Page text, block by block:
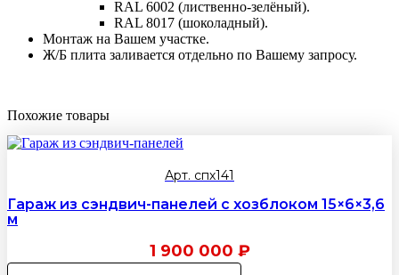
RAL 6002 (лиственно-зелёный).
RAL 8017 (шоколадный).
Монтаж на Вашем участке.
Ж/Б плита заливается отдельно по Вашему запросу.
Похожие товары
Арт. спх141
Гараж из сэндвич-панелей с хозблоком 15×6×3,6
м
1 900 000 ₽